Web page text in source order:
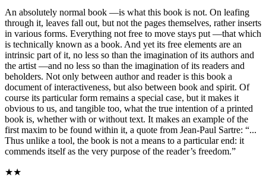
An absolutely normal book —is what this book is not. On leafing
through it, leaves fall out, but not the pages themselves, rather inserts
in various forms. Everything not free to move stays put —that which
is technically known as a book. And yet its free elements are an
intrinsic part of it, no less so than the imagination of its authors and
the artist —and no less so than the imagination of its readers and
beholders. Not only between author and reader is this book a
document of interactiveness, but also between book and spirit. Of
course its particular form remains a special case, but it makes it
obvious to us, and tangible too, what the true intention of a printed
book is, whether with or without text. It makes an example of the
first maxim to be found within it, a quote from Jean-Paul Sartre: “...
Thus unlike a tool, the book is not a means to a particular end: it
commends itself as the very purpose of the reader’s freedom.”
★★